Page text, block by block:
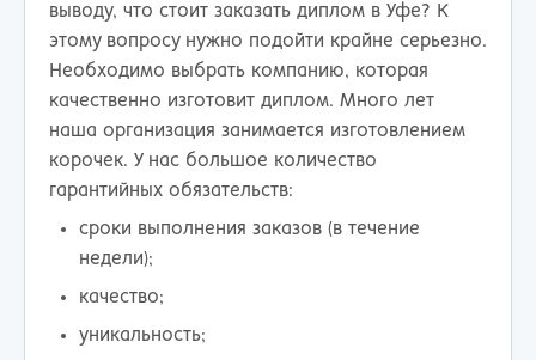
выводу, что стоит заказать диплом в Уфе? К
этому вопросу нужно подойти крайне серьезно.
Необходимо выбрать компанию, которая
качественно изготовит диплом. Много лет
наша организация занимается изготовлением
корочек. У нас большое количество
гарантийных обязательств:
сроки выполнения заказов (в течение
недели);
качество;
уникальность;